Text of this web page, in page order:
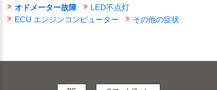
オドメーター故障
LED不点灯
ECU エンジンコンピューター
その他の症状